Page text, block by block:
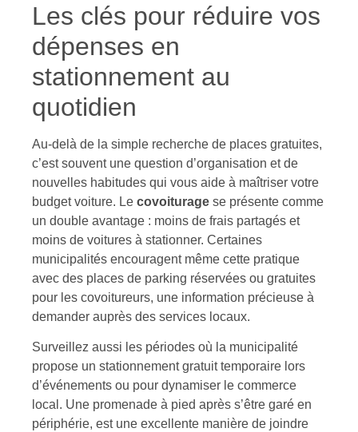
Les clés pour réduire vos
dépenses en
stationnement au
quotidien
Au-delà de la simple recherche de places gratuites,
c’est souvent une question d’organisation et de
nouvelles habitudes qui vous aide à maîtriser votre
budget voiture. Le covoiturage se présente comme
un double avantage : moins de frais partagés et
moins de voitures à stationner. Certaines
municipalités encouragent même cette pratique
avec des places de parking réservées ou gratuites
pour les covoitureurs, une information précieuse à
demander auprès des services locaux.
Surveillez aussi les périodes où la municipalité
propose un stationnement gratuit temporaire lors
d’événements ou pour dynamiser le commerce
local. Une promenade à pied après s’être garé en
périphérie, est une excellente manière de joindre